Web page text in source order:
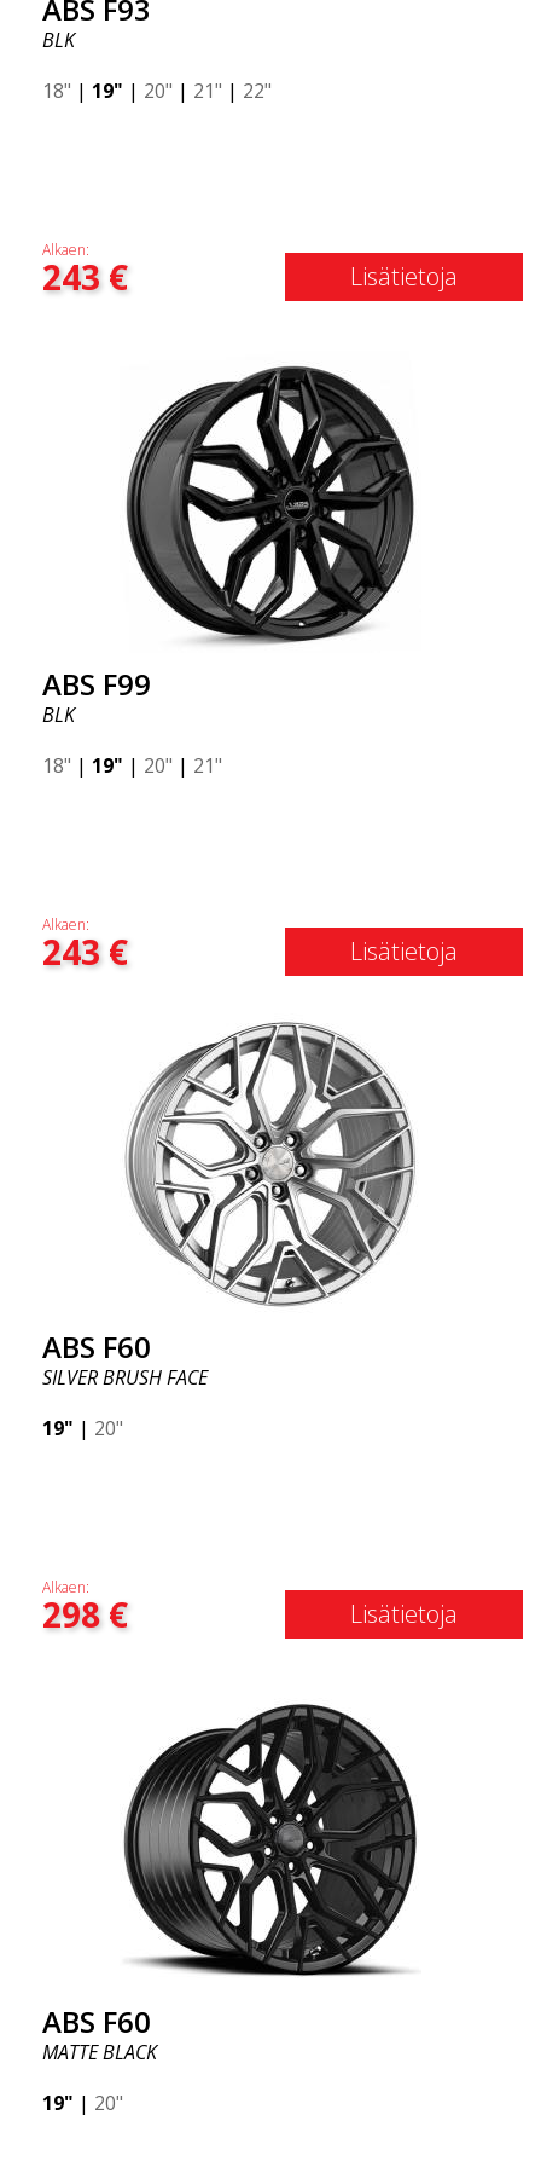
ABS F93
BLK
18" | 19" | 20" | 21" | 22"
Alkaen:
243€ Lisätietoja
ABS F99
BLK
18" | 19" | 20" | 21"
Alkaen:
243€ Lisätietoja
ABS F60
SILVER BRUSH FACE
19" | 20"
Alkaen:
298€ Lisätietoja
ABS F60
MATTE BLACK
19" | 20"